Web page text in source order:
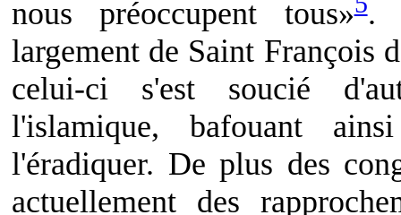
nous préoccupent tous» .
largement de Saint François
celui-ci s'est soucié
l'islamique, bafouant
l'éradiquer. De plus des
actuellement des